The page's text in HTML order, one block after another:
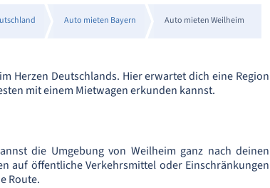
Auto mieten Bayern Auto mieten Weilheim
Herzen Deutschlands. Hier erwartet dich eine Region
mit einem Mietwagen erkunden kannst.
die Umgebung von Weilheim ganz nach deinen
auf öffentliche Verkehrsmittel oder Einschränkungen
Route.